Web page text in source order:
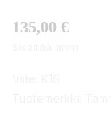
135,00 €